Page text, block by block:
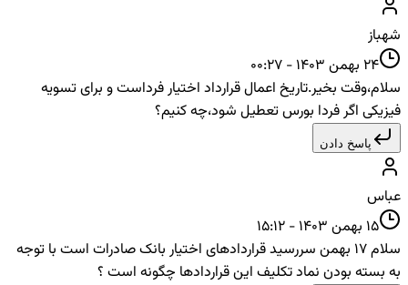
شهباز
24 بهمن 1403 - 00:27
سلام،وقت بخیر.تاریخ اعمال قرارداد اختیار فرداست و برای تسویه
فیزیکی اگر فردا بورس تعطیل شود،چه کنیم؟
پاسخ دادن
عباس
15 بهمن 1403 - 15:12
سلام 17 بهمن سررسید قراردادهای اختیار بانک صادرات است با توجه
به بسته بودن نماد تکلیف این قراردادها چگونه است ؟